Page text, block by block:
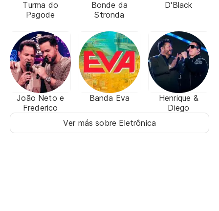
Turma do
Pagode
Bonde da
Stronda
D'Black
João Neto e
Frederico
Banda Eva
Henrique &
Diego
Ver más sobre Eletrônica